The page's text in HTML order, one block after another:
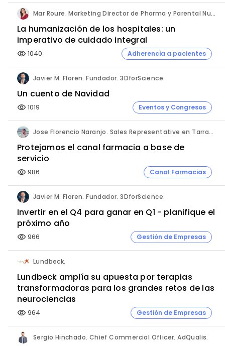
Mar Roure. Marketing Director de Pharma y Parental Nutrition. Fresenius Kabi España.
La humanización de los hospitales: un
imperativo de cuidado integral
visibility 1040 Adherencia a pacientes
Javier M. Floren. Fundador. 3DforScience.
Un cuento de Navidad
visibility 1019 Eventos y Congresos
Jose Florencio Naranjo. Sales Representative en Tarragona.
Protejamos el canal farmacia a base de
servicio
visibility 986 Canal Farmacias
Javier M. Floren. Fundador. 3DforScience.
Invertir en el Q4 para ganar en Q1 - planifique el
próximo año
visibility 966 Gestión de Empresas
Lundbeck.
Lundbeck amplía su apuesta por terapias
transformadoras para los grandes retos de las
neurociencias
visibility 964 Gestión de Empresas
Sergio Hinchado. Chief Commercial Officer. AdQualis.